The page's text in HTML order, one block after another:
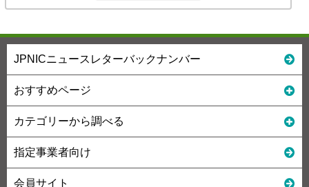
JPNICニュースレターバックナンバー
おすすめページ
カテゴリーから調べる
指定事業者向け
会員サイト